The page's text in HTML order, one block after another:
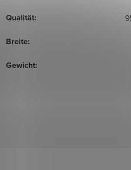
Qualität:
Breite:
Gewicht: